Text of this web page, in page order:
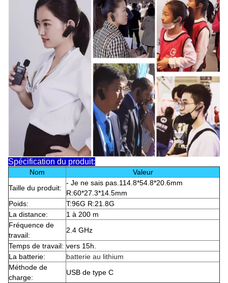
Spécification du produit:
Nom
Valeur
Taille du produit:
- Je ne sais pas.114.8*54.8*20.6mm
R:60*27.3*14.5mm
Poids:
T:96G R:21.8G
La distance:
1 à 200 m
Fréquence de
travail:
2.4 GHz
Temps de travail: vers 15h.
La batterie:
batterie au lithium
Méthode de
charge:
USB de type C